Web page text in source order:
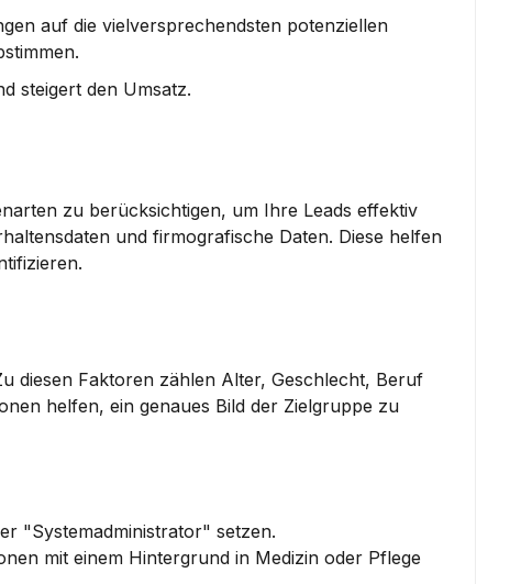
auf die vielversprechendsten potenziellen
steigert den Umsatz.
zu berücksichtigen, um Ihre Leads effektiv
und firmografische Daten. Diese helfen
diesen Faktoren zählen Alter, Geschlecht, Beruf
helfen, ein genaues Bild der Zielgruppe zu
"Systemadministrator" setzen.
mit einem Hintergrund in Medizin oder Pflege